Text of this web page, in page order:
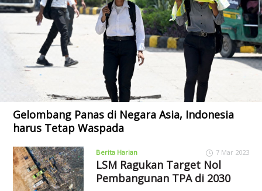
Gelombang Panas di Negara Asia, Indonesia
harus Tetap Waspada
Berita Harian 7 Mar 2023
LSM Ragukan Target Nol
Pembangunan TPA di 2030